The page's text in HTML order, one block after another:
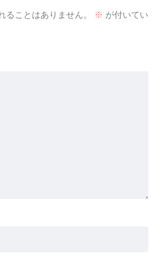
ることはありません。 ※ が付いてい